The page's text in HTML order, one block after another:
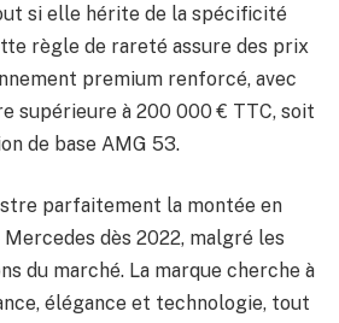
si elle hérite de la spécificité
règle de rareté assure des prix
premium renforcé, avec
supérieure à 200 000 € TTC, soit
de base AMG 53.
parfaitement la montée en
Mercedes dès 2022, malgré les
du marché. La marque cherche à
élégance et technologie, tout